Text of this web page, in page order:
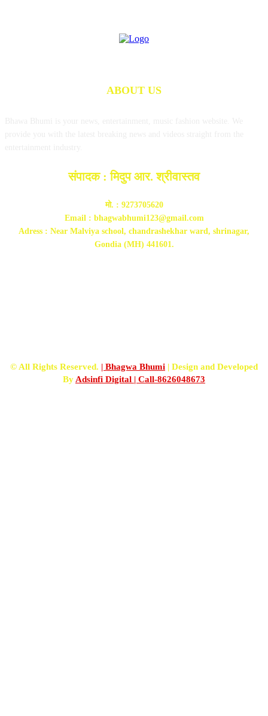
ABOUT US
संपादक : मिदुप आर. श्रीवास्तव
मो. : 9273705620
Email : bhagwabhumi123@gmail.com
Adress : Near Malviya school, chandrashekhar ward, shrinagar,
Gondia (MH) 441601.
© All Rights Reserved. | Bhagwa Bhumi | Design and Developed
By Adsinfi Digital | Call-8626048673